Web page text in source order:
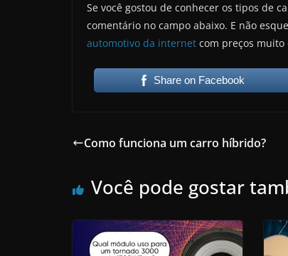
Se você gostou de conhecer os tipos de
comentário no campo abaixo. E não
automotivo da internet com preços muito
Share on Facebook
Como funciona um carro híbrido?
Você pode gostar